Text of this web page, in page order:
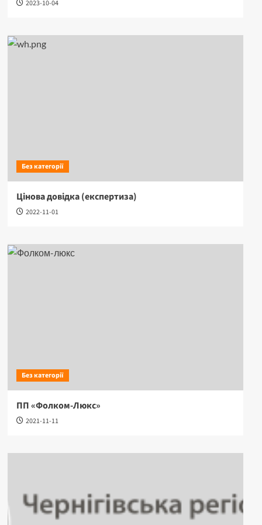
2023-10-04
Без категорії
Цінова довідка (експертиза)
2022-11-01
Без категорії
ПП «Фолком-Люкс»
2021-11-11